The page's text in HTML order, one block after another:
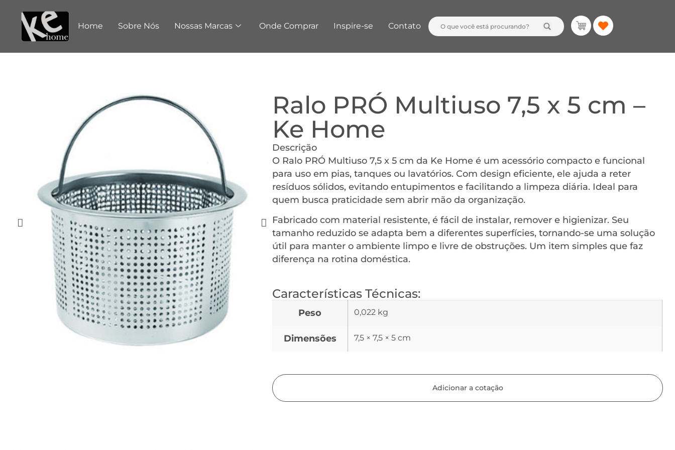
Home Sobre Nós Nossas Marcas Onde Comprar Inspire-se Contato
Ralo PRÓ Multiuso 7,5 x 5 cm –
Ke Home
Descrição
O Ralo PRÓ Multiuso 7,5 x 5 cm da Ke Home é um acessório compacto e funcional
para uso em pias, tanques ou lavatórios. Com design eficiente, ele ajuda a reter
resíduos sólidos, evitando entupimentos e facilitando a limpeza diária. Ideal para
quem busca praticidade sem abrir mão da organização.
Fabricado com material resistente, é fácil de instalar, remover e higienizar. Seu
tamanho reduzido se adapta bem a diferentes superfícies, tornando-se uma solução
útil para manter o ambiente limpo e livre de obstruções. Um item simples que faz
diferença na rotina doméstica.
Características Técnicas:
Peso 0,022 kg
Dimensões 7,5 × 7,5 × 5 cm
Adicionar a cotação